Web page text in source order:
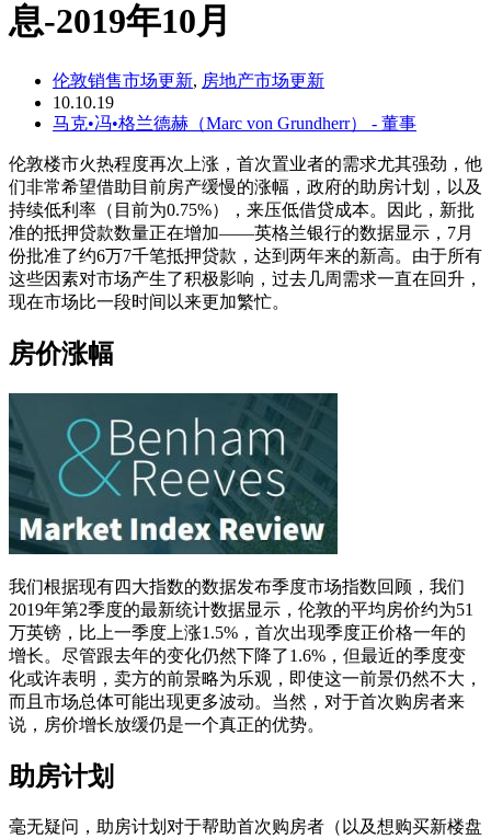
息-2019年10月
伦敦销售市场更新, 房地产市场更新
10.10.19
马克•冯•格兰德赫（Marc von Grundherr） - 董事
伦敦楼市火热程度再次上涨，首次置业者的需求尤其强劲，他
们非常希望借助目前房产缓慢的涨幅，政府的助房计划，以及
持续低利率（目前为0.75%），来压低借贷成本。因此，新批
准的抵押贷款数量正在增加——英格兰银行的数据显示，7月
份批准了约6万7千笔抵押贷款，达到两年来的新高。由于所有
这些因素对市场产生了积极影响，过去几周需求一直在回升，
现在市场比一段时间以来更加繁忙。
房价涨幅
我们根据现有四大指数的数据发布季度市场指数回顾，我们
2019年第2季度的最新统计数据显示，伦敦的平均房价约为51
万英镑，比上一季度上涨1.5%，首次出现季度正价格一年的
增长。尽管跟去年的变化仍然下降了1.6%，但最近的季度变
化或许表明，卖方的前景略为乐观，即使这一前景仍然不大，
而且市场总体可能出现更多波动。当然，对于首次购房者来
说，房价增长放缓仍是一个真正的优势。
助房计划
毫无疑问，助房计划对于帮助首次购房者（以及想购买新楼盘